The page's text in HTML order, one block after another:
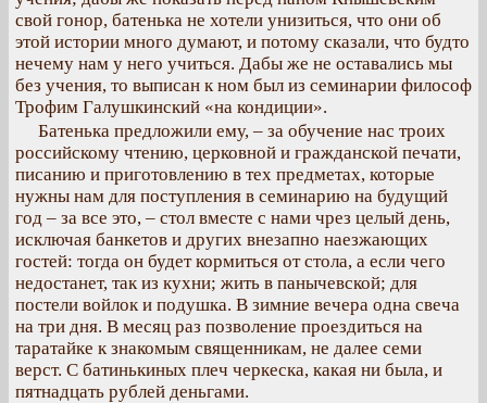
свой гонор, батенька не хотели унизиться, что они об
этой истории много думают, и потому сказали, что будто
нечему нам у него учиться. Дабы же не оставались мы
без учения, то выписан к ном был из семинарии философ
Трофим Галушкинский «на кондиции».
Батенька предложили ему, – за обучение нас троих
российскому чтению, церковной и гражданской печати,
писанию и приготовлению в тех предметах, которые
нужны нам для поступления в семинарию на будущий
год – за все это, – стол вместе с нами чрез целый день,
исключая банкетов и других внезапно наезжающих
гостей: тогда он будет кормиться от стола, а если чего
недостанет, так из кухни; жить в панычевской; для
постели войлок и подушка. В зимние вечера одна свеча
на три дня. В месяц раз позволение проездиться на
таратайке к знакомым священникам, не далее семи
верст. С батинькиных плеч черкеска, какая ни была, и
пятнадцать рублей деньгами.